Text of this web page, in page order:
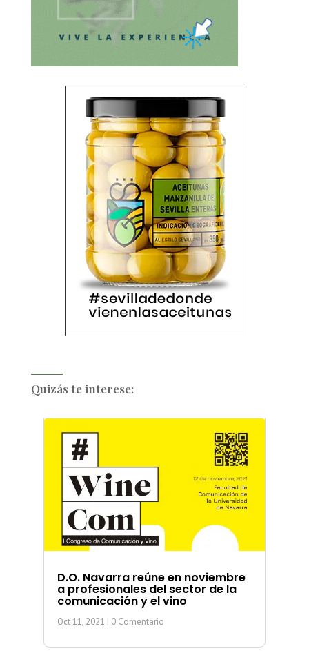
Quizás te interese:
D.O. Navarra reúne en noviembre
a profesionales del sector de la
comunicación y el vino
Oct 11, 2021 | 0 Comentario